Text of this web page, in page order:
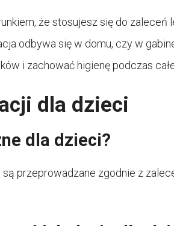
że stosujesz się do zaleceń
odbywa się w domu, czy w
i zachować higienę podczas
dla dzieci
dla dzieci?
przeprowadzane zgodnie z